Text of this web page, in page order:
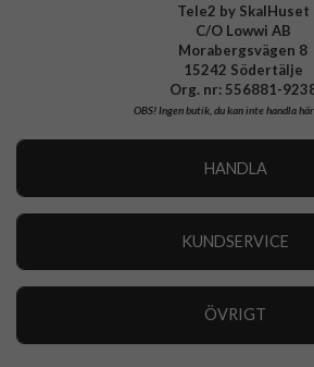
Tele2 by SkalHuset
C/O Lowwi AB
Morabergsvägen 8
15242 Södertälje
Org. nr: 556881-
OBS!Ingen butik, du kan inte handla
HANDLA
KUNDSERVICE
ÖVRIGT